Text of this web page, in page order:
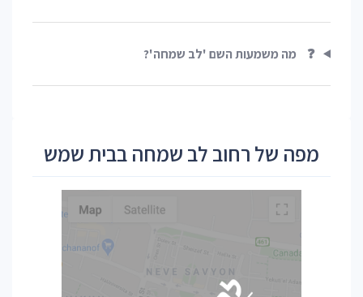
❓ מה משמעות השם 'לב שמחה'?
מפה של רחוב לב שמחה בבית שמש